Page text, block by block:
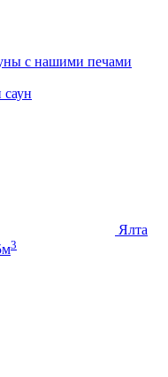
с нашими печами
Ялта
3